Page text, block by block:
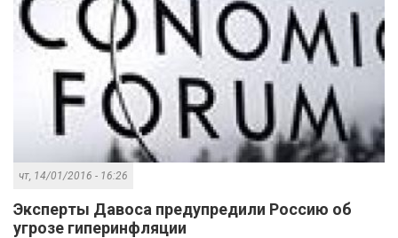
чт, 14/01/2016 - 16:26
Эксперты Давоса предупредили Россию об
угрозе гиперинфляции